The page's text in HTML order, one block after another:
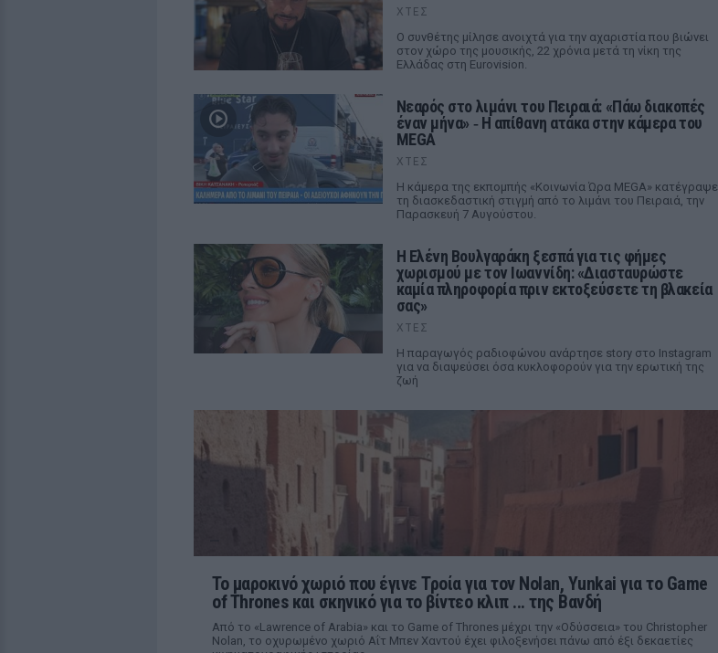
ΧΤΕΣ
Ο συνθέτης μίλησε ανοιχτά για την αχαριστία που βιώνει
στον χώρο της μουσικής, 22 χρόνια μετά τη νίκη της
Ελλάδας στη Eurovision.
Νεαρός στο λιμάνι του Πειραιά: «Πάω διακοπές
έναν μήνα» ‑ Η απίθανη ατάκα στην κάμερα του
MEGA
ΧΤΕΣ
Η κάμερα της εκπομπής «Κοινωνία Ώρα MEGA» κατέγραψε
τη διασκεδαστική στιγμή από το λιμάνι του Πειραιά, την
Παρασκευή 7 Αυγούστου.
Η Ελένη Βουλγαράκη ξεσπά για τις φήμες
χωρισμού με τον Ιωαννίδη: «Διασταυρώστε
καμία πληροφορία πριν εκτοξεύσετε τη βλακεία
σας»
ΧΤΕΣ
Η παραγωγός ραδιοφώνου ανάρτησε story στο Instagram
για να διαψεύσει όσα κυκλοφορούν για την ερωτική της
ζωή
Το μαροκινό χωριό που έγινε Τροία για τον Nolan, Yunkai για το Game
of Thrones και σκηνικό για το βίντεο κλιπ ... της Βανδή
Από το «Lawrence of Arabia» και το Game of Thrones μέχρι την «Οδύσσεια» του Christopher
Nolan, το οχυρωμένο χωριό Αΐτ Μπεν Χαντού έχει φιλοξενήσει πάνω από έξι δεκαετίες